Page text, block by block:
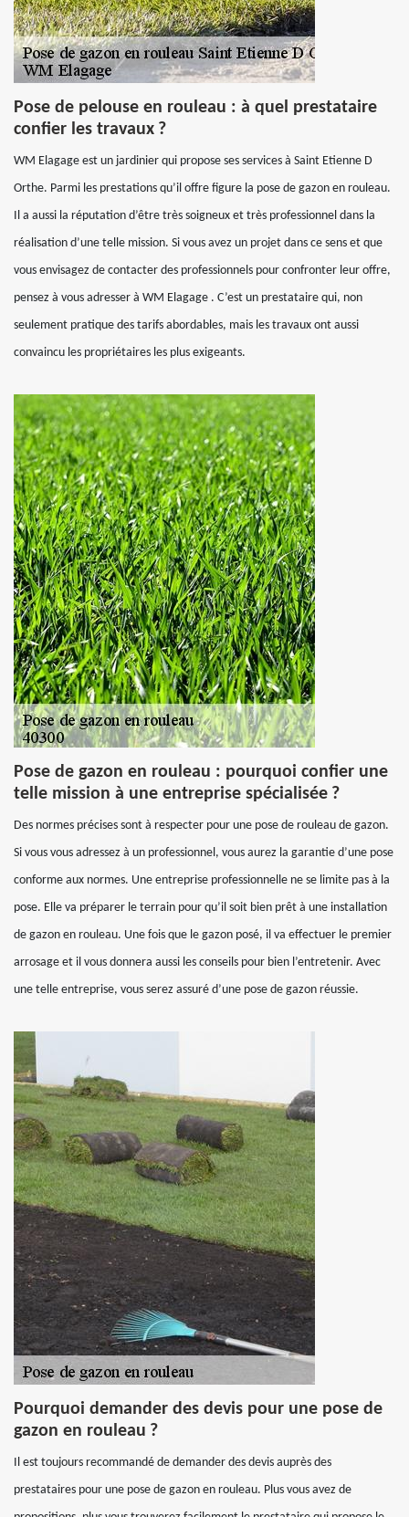
Pose de pelouse en rouleau : à quel prestataire
confier les travaux ?
WM Elagage est un jardinier qui propose ses services à Saint Etienne D
Orthe. Parmi les prestations qu’il offre figure la pose de gazon en rouleau.
Il a aussi la réputation d’être très soigneux et très professionnel dans la
réalisation d’une telle mission. Si vous avez un projet dans ce sens et que
vous envisagez de contacter des professionnels pour confronter leur offre,
pensez à vous adresser à WM Elagage . C’est un prestataire qui, non
seulement pratique des tarifs abordables, mais les travaux ont aussi
convaincu les propriétaires les plus exigeants.
Pose de gazon en rouleau : pourquoi confier une
telle mission à une entreprise spécialisée ?
Des normes précises sont à respecter pour une pose de rouleau de gazon.
Si vous vous adressez à un professionnel, vous aurez la garantie d’une pose
conforme aux normes. Une entreprise professionnelle ne se limite pas à la
pose. Elle va préparer le terrain pour qu’il soit bien prêt à une installation
de gazon en rouleau. Une fois que le gazon posé, il va effectuer le premier
arrosage et il vous donnera aussi les conseils pour bien l’entretenir. Avec
une telle entreprise, vous serez assuré d’une pose de gazon réussie.
Pourquoi demander des devis pour une pose de
gazon en rouleau ?
Il est toujours recommandé de demander des devis auprès des
prestataires pour une pose de gazon en rouleau. Plus vous avez de